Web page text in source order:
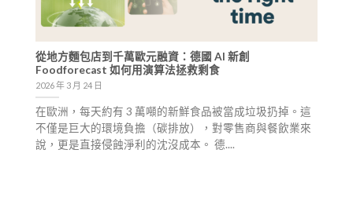
從地方麵包店到千萬歐元融資：德國 AI 新創
Foodforecast 如何用演算法拯救剩食
2026 年 3 月 24 日
在歐洲，每天約有 3 萬噸的新鮮食品被當成垃圾扔掉。這
不僅是巨大的環境負擔（碳排放），對零售商與餐飲業來
說，更是直接侵蝕淨利的沈沒成本。 德....